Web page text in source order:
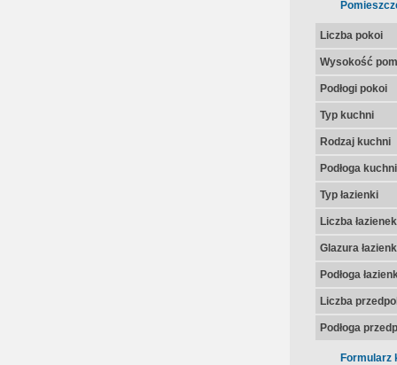
Liczba pokoi
Wysokość
Podłogi pokoi
Typ kuchni
Rodzaj kuchni
Podłoga kuchni
Typ łazienki
Liczba łazienek
Glazura
Podłoga
Liczba
Podłoga
Formularz